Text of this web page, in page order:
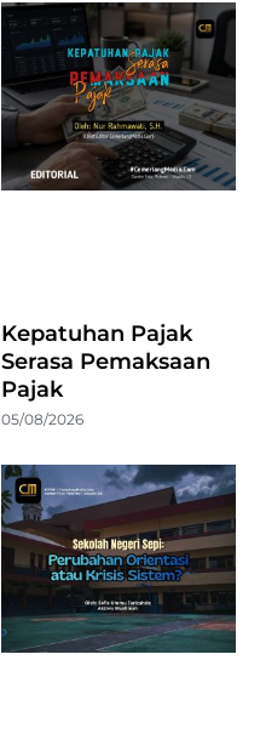
Kepatuhan Pajak
Serasa Pemaksaan
Pajak
05/08/2026